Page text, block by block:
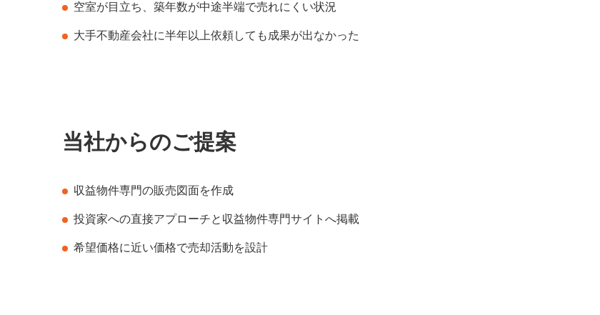
空室が目立ち、築年数が中途半端で売れにくい状況
大手不動産会社に半年以上依頼しても成果が出なかった
当社からのご提案
収益物件専門の販売図面を作成
投資家への直接アプローチと収益物件専門サイトへ掲載
希望価格に近い価格で売却活動を設計